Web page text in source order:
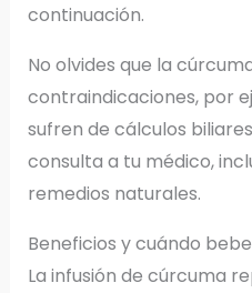
continuación.
No olvides que la
contraindicaciones, por
sufren de cálculos
consulta a tu médico,
remedios naturales.
Beneficios y cuándo
La infusión de cúrcuma